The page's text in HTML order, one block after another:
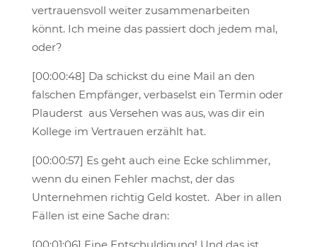
vertrauensvoll weiter zusammenarbeiten
könnt. Ich meine das passiert doch jedem mal,
oder?
[00:00:48] Da schickst du eine Mail an den
falschen Empfänger, verbaselst ein Termin oder
Plauderst aus Versehen was aus, was dir ein
Kollege im Vertrauen erzählt hat.
[00:00:57] Es geht auch eine Ecke schlimmer,
wenn du einen Fehler machst, der das
Unternehmen richtig Geld kostet. Aber in allen
Fällen ist eine Sache dran: